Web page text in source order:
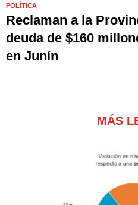
POLÍTICA
Reclaman a la
deuda de $160
en Junín
MÁS